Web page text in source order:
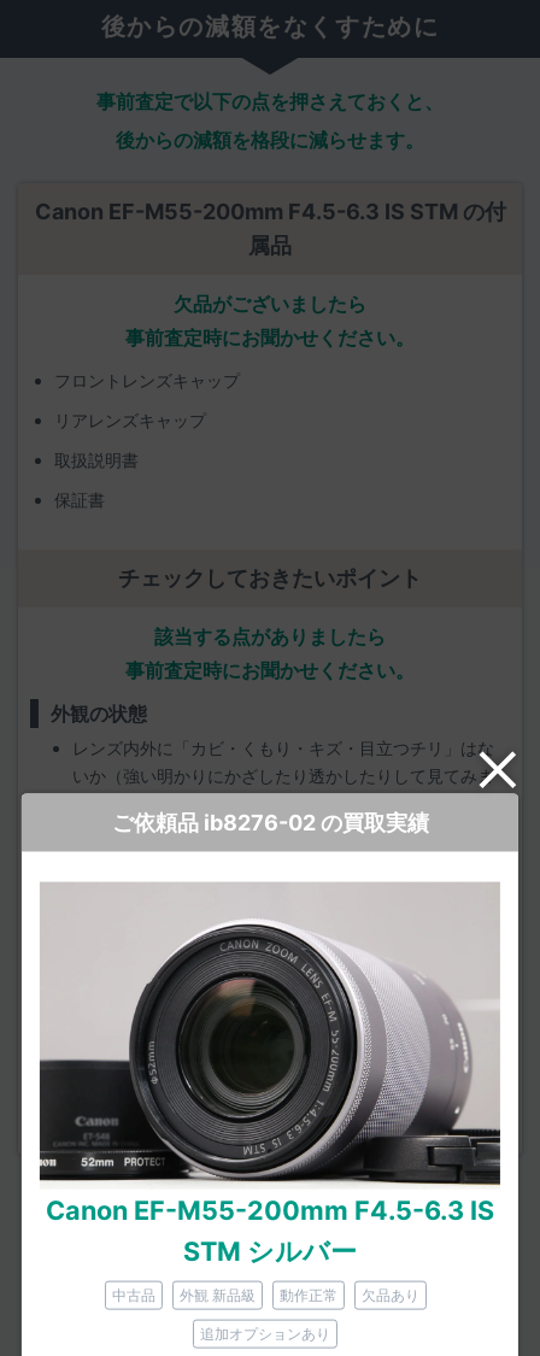
ご依頼品 ib8276-02 の買取実績
Canon EF-M55-200mm F4.5-6.3 IS
STM シルバー
中古品 外観 新品級 動作正常 欠品あり
追加オプションあり
後からの減額をなくすために
事前査定で以下の点を押さえておくと、
後からの減額を格段に減らせます。
Canon EF-M55-200mm F4.5-6.3 IS STM の付
属品
欠品がございましたら
事前査定時にお聞かせください。
フロントレンズキャップ
リアレンズキャップ
取扱説明書
保証書
チェックしておきたいポイント
該当する点がありましたら
事前査定時にお聞かせください。
外観の状態
レンズ内外に「カビ・くもり・キズ・目立つチリ」はな
いか（強い明かりにかざしたり透かしたりして見てみま
オートフォーカス時に引っかき音（甲高いキーキー
音）、いわゆる「AF鳴き」はないか。
ズームリングやピントリングがスムーズに回るか。
手ブレ補正が利いているか。
＜Canon EF-M55-200mm F4.5-6.3 IS STM の参考
情報＞
2014年07月10日 発売
公式ホームページ